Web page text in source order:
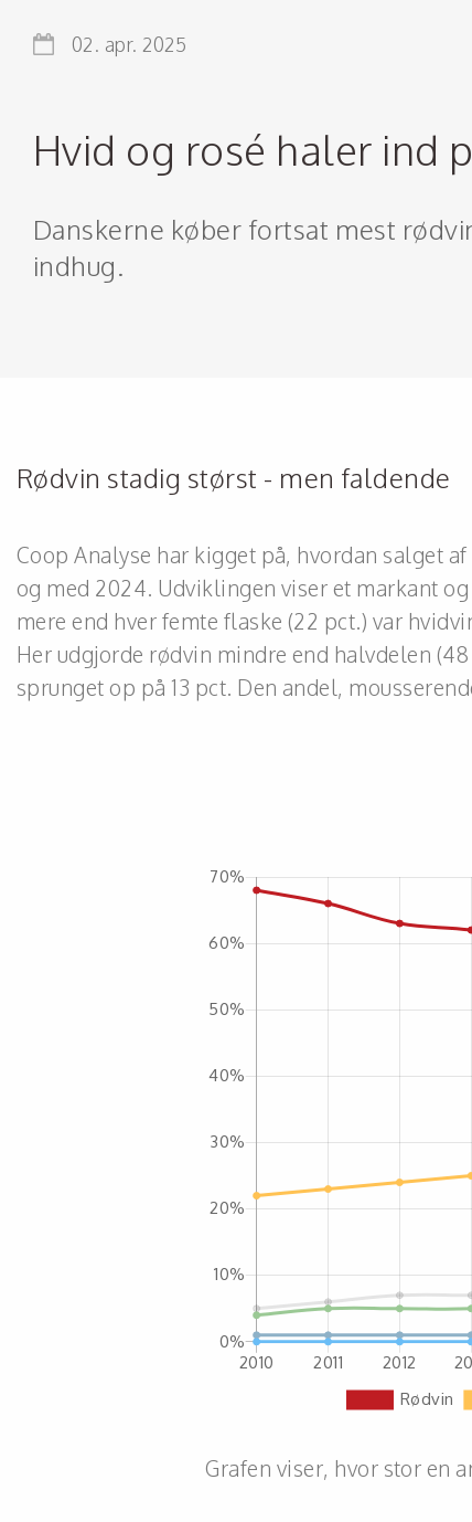
02. apr. 2025
Hvid og rosé haler ind
Danskerne køber fortsat mest
indhug.
Rødvin stadig størst - men faldende
Coop Analyse har kigget på, hvordan salget
og med 2024. Udviklingen viser et markant
mere end hver femte flaske (22 pct.) var
Her udgjorde rødvin mindre end halvdelen
sprunget op på 13 pct. Den andel,
Grafen viser, hvor stor en